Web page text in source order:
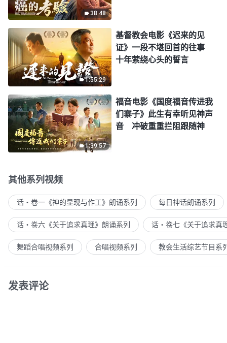
38:48
1:55:29
基督教会电影《迟来的见
证》一段不堪回首的往事
十年萦绕心头的誓言
1:39:57
福音电影《国度福音传进我
们寨子》此生有幸听见神声
音 冲破重重拦阻跟随神
其他系列视频
话・卷一《神的显现与作工》朗诵系列 每日神话朗诵系列
话・卷六《关于追求真理》朗诵系列 话・卷七《关于追求真
舞蹈合唱视频系列 合唱视频系列 教会生活综艺节目系
发表评论